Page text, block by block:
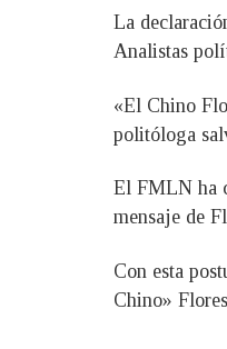
La
Analistas
«El Chino
politóloga
El FMLN ha
mensaje de
Con esta
Chino»